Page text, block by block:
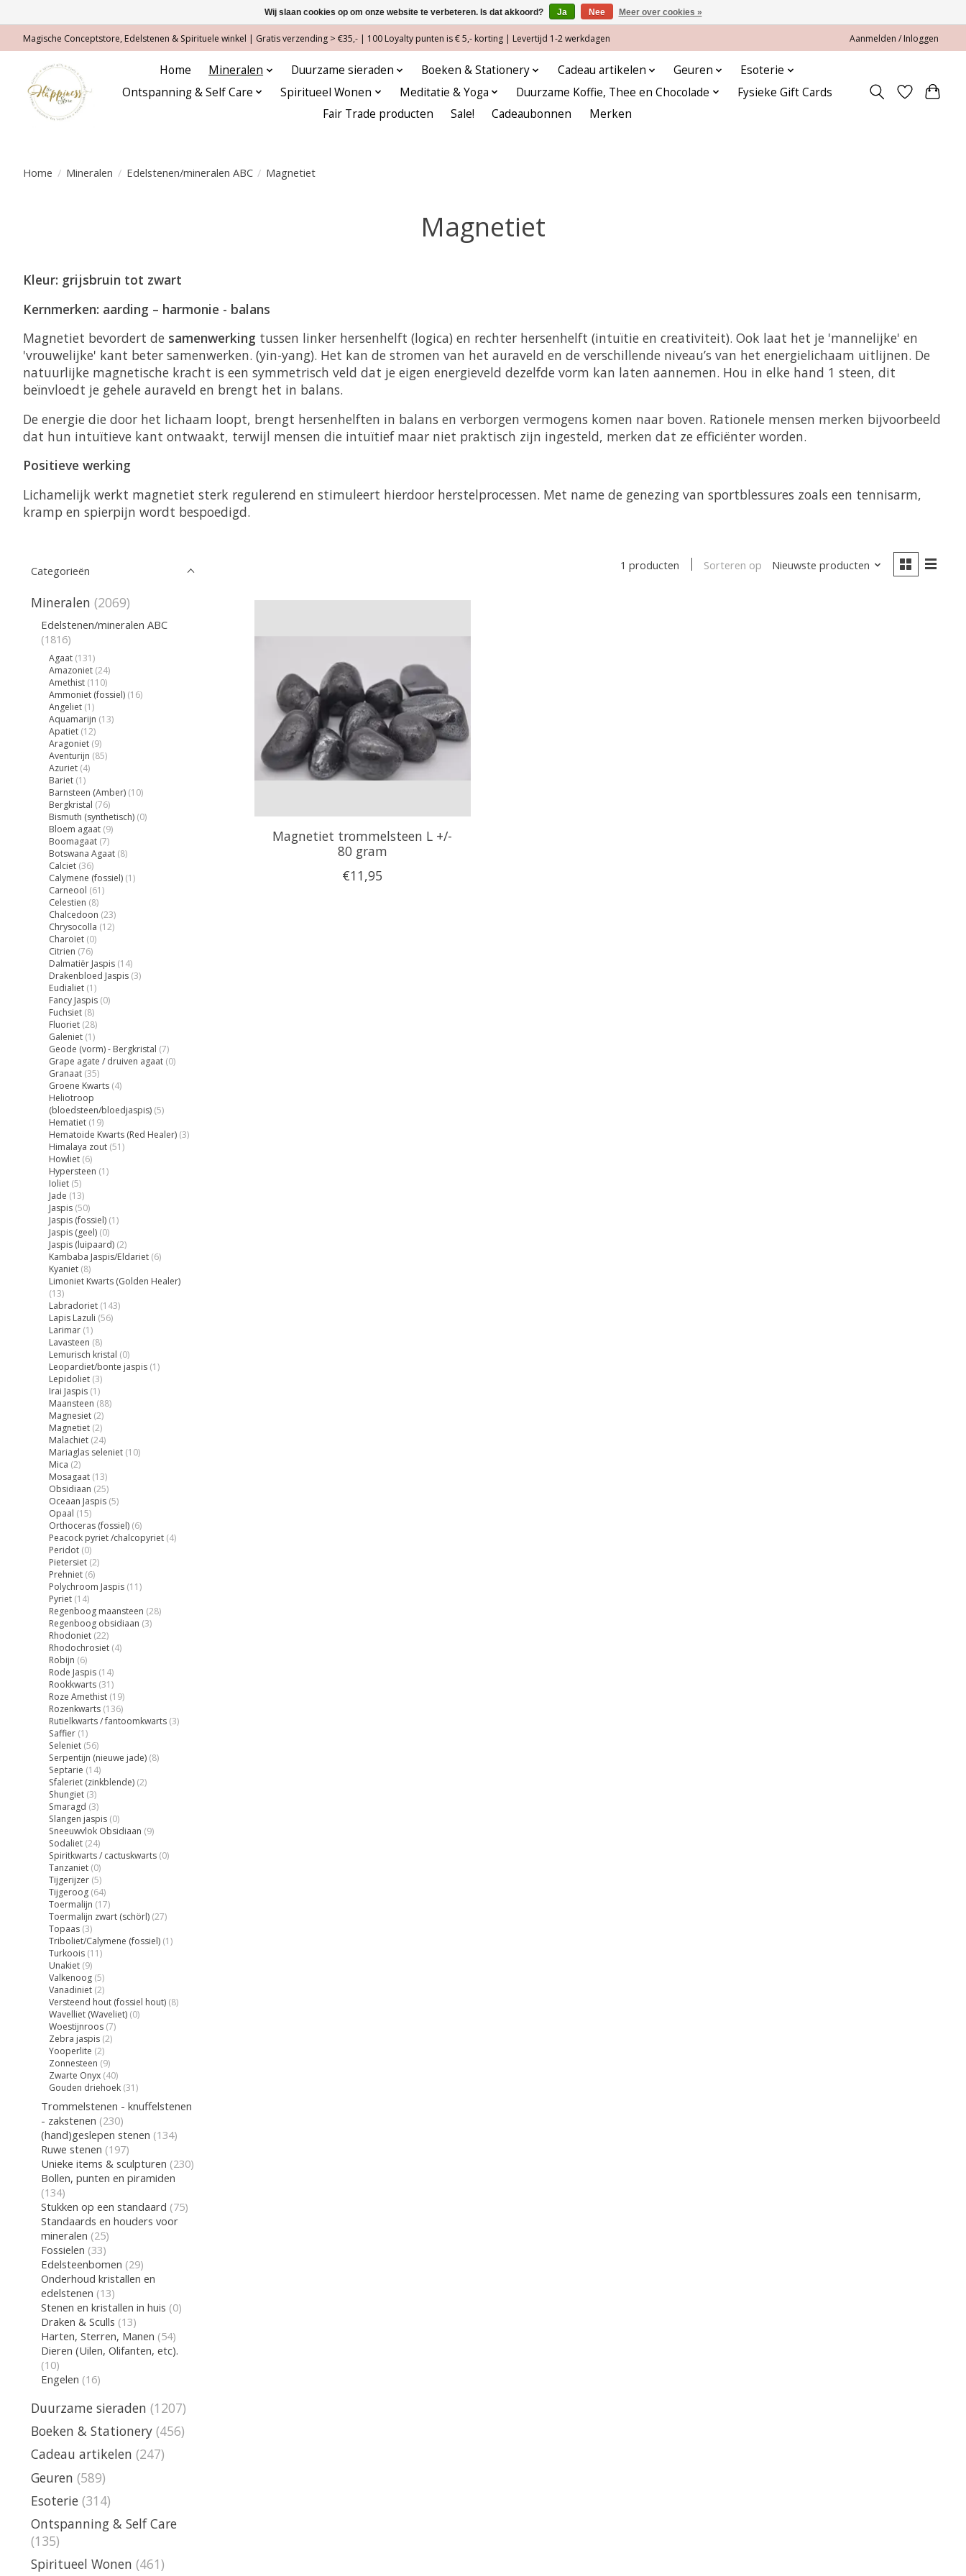
Magische Conceptstore, Edelstenen & Spirituele winkel | Gratis verzending > €35,- | 100 Loyalty punten is € 5,- korting | Levertijd 1-2 werkdagen Aanmelden / Inloggen
Home Mineralen Duurzame sieraden Boeken & Stationery Cadeau artikelen Geuren
Esoterie
Ontspanning & Self Care
Spiritueel Wonen Meditatie & Yoga Duurzame Koffie, Thee en Chocolade
Fysieke Gift Cards
Fair Trade producten
Sale! Cadeaubonnen Merken
Home / Mineralen / Edelstenen/mineralen ABC / Magnetiet
Magnetiet
Kleur: grijsbruin tot zwart
Kernmerken: aarding – harmonie - balans
Magnetiet bevordert de samenwerking tussen linker hersenhelft (logica) en rechter hersenhelft (intuïtie en creativiteit). Ook laat het je 'mannelijke' en
'vrouwelijke' kant beter samenwerken. (yin-yang). Het kan de stromen van het auraveld en de verschillende niveau’s van het energielichaam uitlijnen. De
natuurlijke magnetische kracht is een symmetrisch veld dat je eigen energieveld dezelfde vorm kan laten aannemen. Hou in elke hand 1 steen, dit
beïnvloedt je gehele auraveld en brengt het in balans.
De energie die door het lichaam loopt, brengt hersenhelften in balans en verborgen vermogens komen naar boven. Rationele mensen merken bijvoorbeeld
dat hun intuïtieve kant ontwaakt, terwijl mensen die intuïtief maar niet praktisch zijn ingesteld, merken dat ze efficiënter worden.
Positieve werking
Lichamelijk werkt magnetiet sterk regulerend en stimuleert hierdoor herstelprocessen. Met name de genezing van sportblessures zoals een tennisarm,
kramp en spierpijn wordt bespoedigd.
Categorieën
Mineralen (2069)
Edelstenen/mineralen ABC
(1816)
Agaat (131)
Amazoniet (24)
Amethist (110)
Ammoniet (fossiel) (16)
Angeliet (1)
Aquamarijn (13)
Apatiet (12)
Aragoniet (9)
Aventurijn (85)
Azuriet (4)
Bariet (1)
Barnsteen (Amber) (10)
Bergkristal (76)
Bismuth (synthetisch) (0)
Bloem agaat (9)
Boomagaat (7)
Botswana Agaat (8)
Calciet (36)
Calymene (fossiel) (1)
Carneool (61)
Celestien (8)
Chalcedoon (23)
Chrysocolla (12)
Charoïet (0)
Citrien (76)
Dalmatiër Jaspis (14)
Drakenbloed Jaspis (3)
Eudialiet (1)
Fancy Jaspis (0)
Fuchsiet (8)
Fluoriet (28)
Galeniet (1)
Geode (vorm) - Bergkristal (7)
Grape agate / druiven agaat (0)
Granaat (35)
Groene Kwarts (4)
Heliotroop
(bloedsteen/bloedjaspis) (5)
Hematiet (19)
Hematoide Kwarts (Red Healer) (3)
Himalaya zout (51)
Howliet (6)
Hypersteen (1)
Ioliet (5)
Jade (13)
Jaspis (50)
Jaspis (fossiel) (1)
Jaspis (geel) (0)
Jaspis (luipaard) (2)
Kambaba Jaspis/Eldariet (6)
Kyaniet (8)
Limoniet Kwarts (Golden Healer)
(13)
Labradoriet (143)
Lapis Lazuli (56)
Larimar (1)
Lavasteen (8)
Lemurisch kristal (0)
Leopardiet/bonte jaspis (1)
Lepidoliet (3)
Irai Jaspis (1)
Maansteen (88)
Magnesiet (2)
Magnetiet (2)
Malachiet (24)
Mariaglas seleniet (10)
Mica (2)
Mosagaat (13)
Obsidiaan (25)
Oceaan Jaspis (5)
Opaal (15)
Orthoceras (fossiel) (6)
Peacock pyriet /chalcopyriet (4)
Peridot (0)
Pietersiet (2)
Prehniet (6)
Polychroom Jaspis (11)
Pyriet (14)
Regenboog maansteen (28)
Regenboog obsidiaan (3)
Rhodoniet (22)
Rhodochrosiet (4)
Robijn (6)
Rode Jaspis (14)
Rookkwarts (31)
Roze Amethist (19)
Rozenkwarts (136)
Rutielkwarts / fantoomkwarts (3)
Saffier (1)
Seleniet (56)
Serpentijn (nieuwe jade) (8)
Septarie (14)
Sfaleriet (zinkblende) (2)
Shungiet (3)
Smaragd (3)
Slangen jaspis (0)
Sneeuwvlok Obsidiaan (9)
Sodaliet (24)
Spiritkwarts / cactuskwarts (0)
Tanzaniet (0)
Tijgerijzer (5)
Tijgeroog (64)
Toermalijn (17)
Toermalijn zwart (schörl) (27)
Topaas (3)
Triboliet/Calymene (fossiel) (1)
Turkoois (11)
Unakiet (9)
Valkenoog (5)
Vanadiniet (2)
Versteend hout (fossiel hout) (8)
Wavelliet (Waveliet) (0)
Woestijnroos (7)
Zebra jaspis (2)
Yooperlite (2)
Zonnesteen (9)
Zwarte Onyx (40)
Gouden driehoek (31)
Trommelstenen - knuffelstenen
- zakstenen (230)
(hand)geslepen stenen (134)
Ruwe stenen (197)
Unieke items & sculpturen (230)
Bollen, punten en piramiden
(134)
Stukken op een standaard (75)
Standaards en houders voor
mineralen (25)
Fossielen (33)
Edelsteenbomen (29)
Onderhoud kristallen en
edelstenen (13)
Stenen en kristallen in huis (0)
Draken & Sculls (13)
Harten, Sterren, Manen (54)
Dieren (Uilen, Olifanten, etc).
(10)
Engelen (16)
Duurzame sieraden (1207)
Boeken & Stationery (456)
Cadeau artikelen (247)
Geuren (589)
Esoterie (314)
Ontspanning & Self Care
(135)
Spiritueel Wonen (461)
1 producten Sorteren op Nieuwste producten
Magnetiet trommelsteen L +/-
80 gram
€11,95
Wij slaan cookies op om onze website te verbeteren. Is dat akkoord? Ja Nee Meer over cookies »